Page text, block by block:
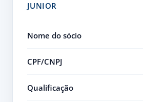
JUNIOR
Nome do sócio
CPF/CNPJ
Qualificação